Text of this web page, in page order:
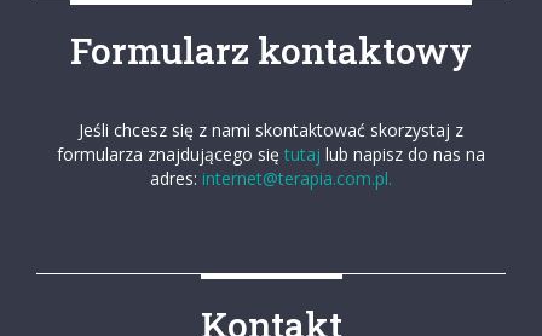
Formularz kontaktowy
Jeśli chcesz się z nami skontaktować skorzystaj z
formularza znajdującego się tutaj lub napisz do nas na
adres: internet@terapia.com.pl.
Kontakt